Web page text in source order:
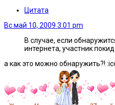
Цитата
Вс май 10, 2009 3:01 pm
В случае, если
интернета, участник
а как это можно обнаружить?!